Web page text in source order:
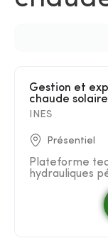
Gestion et exploitation des installations d'eau
chaude
INES
Présentiel
Plateforme
hydrauliques